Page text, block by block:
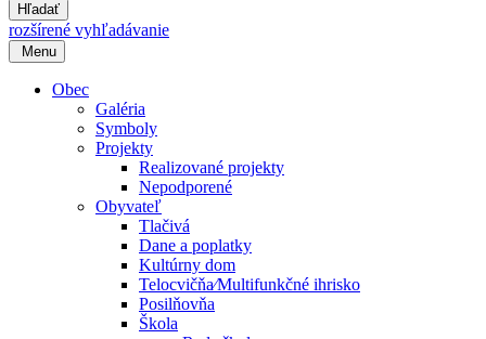
Hľadať
rozšírené vyhľadávanie
Menu
Obec
Galéria
Symboly
Projekty
Realizované projekty
Nepodporené
Obyvateľ
Tlačivá
Dane a poplatky
Kultúrny dom
Telocvičňa⁄Multifunkčné ihrisko
Posilňovňa
Škola